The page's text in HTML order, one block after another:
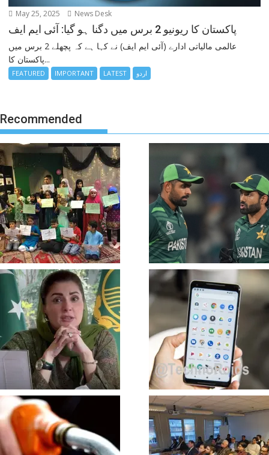
May 25, 2025 News Desk
پاکستان کا ریونیو 2 برس میں دگنا ہو گیا: آئی ایم ایف
عالمی مالیاتی ادارے (آئی ایم ایف) نے کہا ہے کہ پچھلے 2 برس میں
پاکستان کا...
FEATURED IMPORTANT LATEST اردو
Recommended